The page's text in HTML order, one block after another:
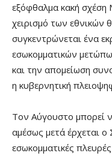
εξόφθαλμα κακή σχέση
χειρισμό των εθνικών
συγκεντρώνεται ένα
εσωκομματικών
και την απομείωση
η κυβερνητική
Τον Αύγουστο μπορεί
αμέσως μετά έρχεται ο
εσωκομματικές